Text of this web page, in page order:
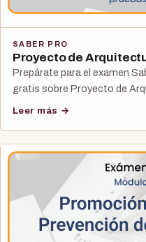
SABER PRO
Proyecto de
Prepárate para el examen
gratis sobre Proyecto de
Leer más →